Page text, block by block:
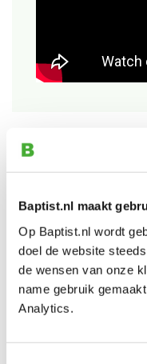
Baptist.nl maakt
Op Baptist.nl wordt
doel de website
de wensen van onze
name gebruik
Analytics.
Bekijk ook
Record
€
€